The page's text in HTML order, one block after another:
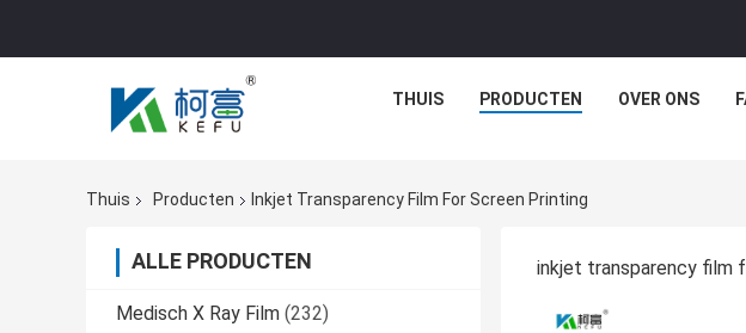
THUIS PRODUCTEN OVER ONS
Thuis Producten Inkjet Transparency Film For Screen Printing
ALLE PRODUCTEN
Medisch X Ray Film (232)
inkjet transparency film